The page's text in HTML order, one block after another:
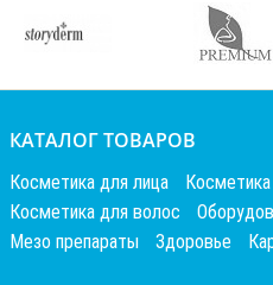
КАТАЛОГ ТОВАРОВ
Косметика для лица
Косметика для волос
Мезо препараты
Здоровье